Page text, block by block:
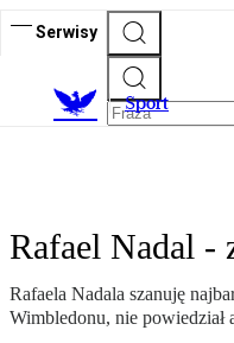
Serwisy
Sport
Rafael Nadal -
Rafaela Nadala szanuję
Wimbledonu, nie powiedział